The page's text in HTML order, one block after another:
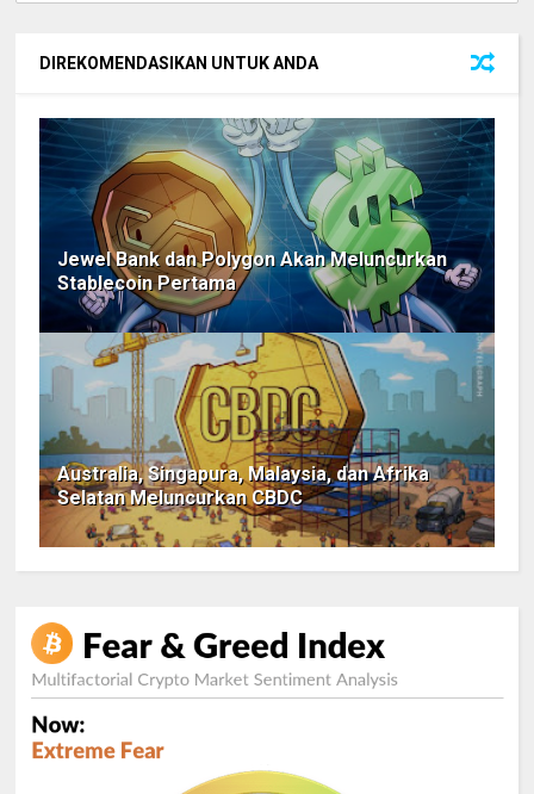
DIREKOMENDASIKAN UNTUK ANDA
Jewel Bank dan Polygon Akan Meluncurkan
Stablecoin Pertama
Australia, Singapura, Malaysia, dan Afrika
Selatan Meluncurkan CBDC